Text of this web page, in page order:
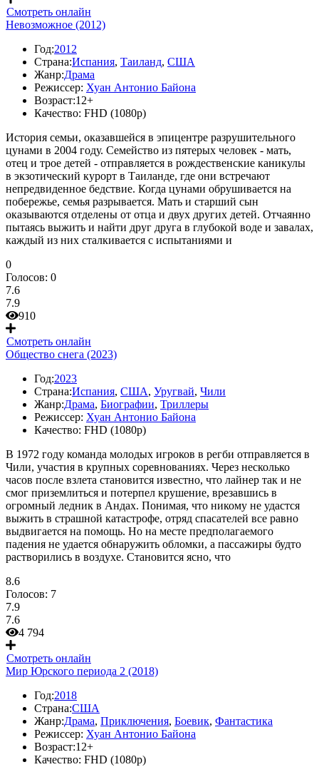
Смотреть онлайн
Невозможное (2012)
Год:2012
Страна:Испания, Таиланд, США
Жанр:Драма
Режиссер: Хуан Антонио Байона
Возраст:12+
Качество: FHD (1080p)
История семьи, оказавшейся в эпицентре разрушительного
цунами в 2004 году. Семейство из пятерых человек - мать,
отец и трое детей - отправляется в рождественские каникулы
в экзотический курорт в Таиланде, где они встречают
непредвиденное бедствие. Когда цунами обрушивается на
побережье, семья разрывается. Мать и старший сын
оказываются отделены от отца и двух других детей. Отчаянно
пытаясь выжить и найти друг друга в глубокой воде и завалах,
каждый из них сталкивается с испытаниями и
0
Голосов: 0
7.6
7.9
910
Смотреть онлайн
Общество снега (2023)
Год:2023
Страна:Испания, США, Уругвай, Чили
Жанр:Драма, Биографии, Триллеры
Режиссер: Хуан Антонио Байона
Качество: FHD (1080p)
В 1972 году команда молодых игроков в регби отправляется в
Чили, участия в крупных соревнованиях. Через несколько
часов после взлета становится известно, что лайнер так и не
смог приземлиться и потерпел крушение, врезавшись в
огромный ледник в Андах. Понимая, что никому не удастся
выжить в страшной катастрофе, отряд спасателей все равно
выдвигается на помощь. Но на месте предполагаемого
падения не удается обнаружить обломки, а пассажиры будто
растворились в воздухе. Становится ясно, что
8.6
Голосов: 7
7.9
7.6
4 794
Смотреть онлайн
Мир Юрского периода 2 (2018)
Год:2018
Страна:США
Жанр:Драма, Приключения, Боевик, Фантастика
Режиссер: Хуан Антонио Байона
Возраст:12+
Качество: FHD (1080p)